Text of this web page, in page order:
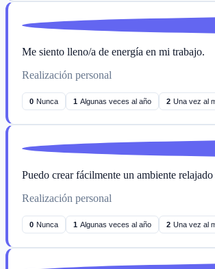
Me siento lleno/a de energía en mi trabajo.
Realización personal
0 Nunca 1 Algunas veces al año 2 Una vez al
Puedo crear fácilmente un ambiente
Realización personal
0 Nunca 1 Algunas veces al año 2 Una vez al